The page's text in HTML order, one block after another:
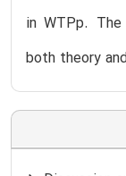
in WTPp.
both theory